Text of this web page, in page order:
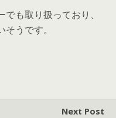
も取り扱っており、
うです。
Next Post